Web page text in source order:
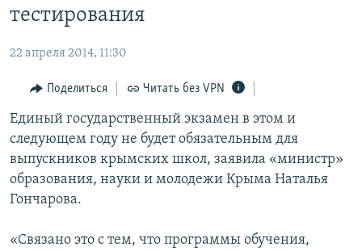
главной
навигации
Вернутся
поиску
11 ЛЕТ ОККУПАЦИИ КРЫМА. 11 ИСТОРИЙ СОПРОТИВЛЕНИЯ
ЕЩЕ
ИНТЕРАКТИВ
ИНФОГРАФИКА
ТЕЛЕПРОЕКТ КРЫМ.РЕАЛИИ
СОВЕТЫ ПРАВОЗАЩИТНИКОВ
ПРОПАВШИЕ БЕЗ ВЕСТИ
ПОБЕДИТЕЛЕЙ НЕ СУДЯТ?
РАДІО СВОБОДА
КАК ОБОЙТИ БЛОКИРОВКУ
Українською
Qırımtatar
ПРИСОЕДИНЯЙТЕСЬ!
тестирования
22 апреля 2014, 11:30
Поделиться Читать без VPN
Единый государственный экзамен в этом и
следующем году не будет обязательным для
выпускников крымских школ, заявила «министр»
образования, науки и молодежи Крыма Наталья
Гончарова.
«Связано это с тем, что программы обучения,